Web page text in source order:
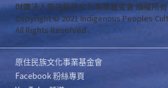
財團法人原住民族文化事業基金會 版權所有
Copyright © 2021 Indigenous Peoples
All Rights Reserved .
原住民族文化事業基金會
Facebook 粉絲專頁